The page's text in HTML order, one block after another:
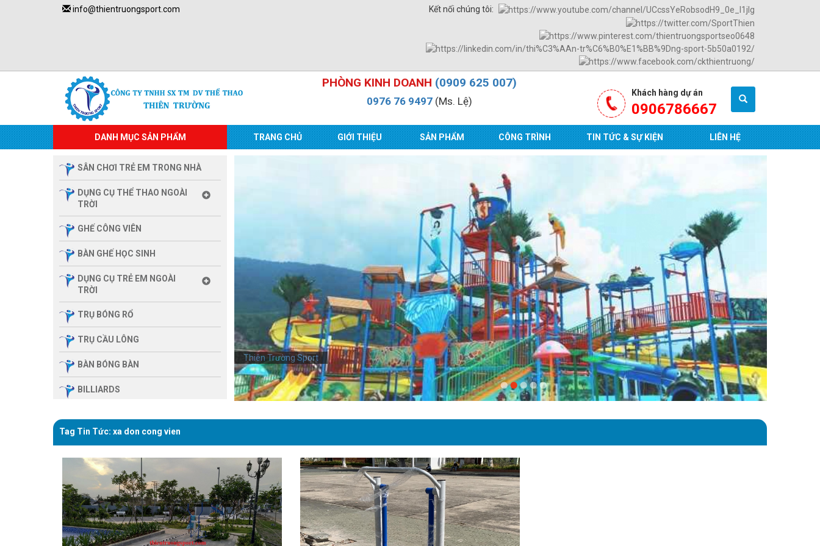
info@thientruongsport.com Kết nối chúng tôi:
PHÒNG KINH DOANH (0909 625 007)
0976 76 9497(Ms. Lệ)
Khách hàng dự án
0906786667
DANH MỤC SẢN PHẨM TRANG CHỦ GIỚI THIỆU SẢN PHẨM CÔNG TRÌNH TIN TỨC & SỰ KIỆN LIÊN HỆ
SÂN CHƠI TRẺ EM TRONG NHÀ
DỤNG CỤ THỂ THAO NGOÀI
TRỜI
GHẾ CÔNG VIÊN
BÀN GHẾ HỌC SINH
DỤNG CỤ TRẺ EM NGOÀI
TRỜI
TRỤ BÓNG RỔ
TRỤ CẦU LÔNG
BÀN BÓNG BÀN
BILLIARDS
ĐÌNH
THIẾT BỊ PHÒNG GYM MBH
FITNESS
GIÀN TẬP ĐA NĂNG
THIẾT BỊ PHÒNG GYM
Thiên Trường Sport
Tag Tin Tức: xa don cong vien